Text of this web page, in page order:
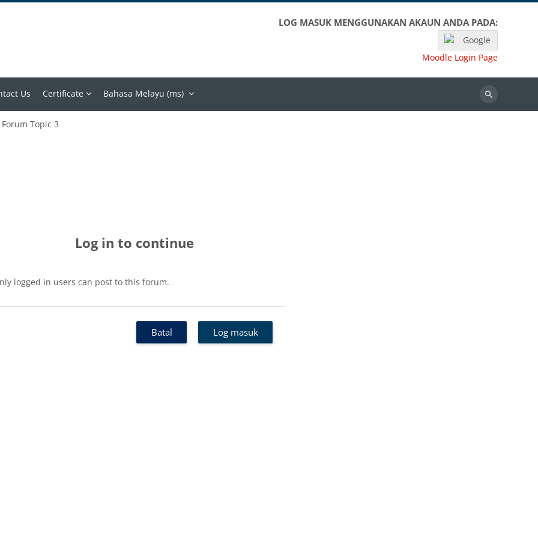
LOG MASUK MENGGUNAKAN AKAUN ANDA PADA:
Google
Moodle Login Page
Us Certificate Bahasa Melayu ‎(ms)‎
Search
Forum Topic 3
Log in to continue
logged in users can post to this forum.
Batal Log masuk